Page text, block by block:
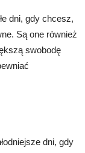
dni, gdy chcesz,
Są one również
swobodę
dni, gdy